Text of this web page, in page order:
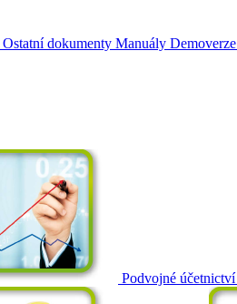
Ostatní dokumenty Manuály Demoverze
Podvojné účetnictví